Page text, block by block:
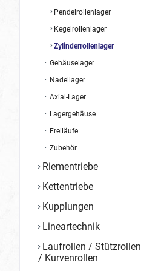
Pendelrollenlager
Kegelrollenlager
Zylinderrollenlager
Gehäuselager
Nadellager
Axial-Lager
Lagergehäuse
Freiläufe
Zubehör
Riementriebe
Kettentriebe
Kupplungen
Lineartechnik
Laufrollen / Stützrollen
/ Kurvenrollen